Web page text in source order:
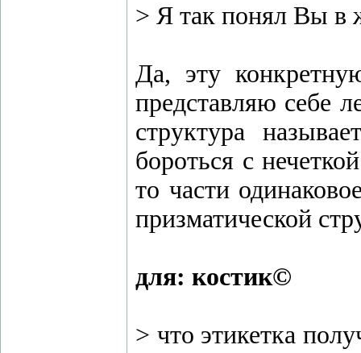
> Я так понял Вы в
Да, эту
представляю себе
структура
бороться с
то части
призматической
для: костик©
> что этикетка